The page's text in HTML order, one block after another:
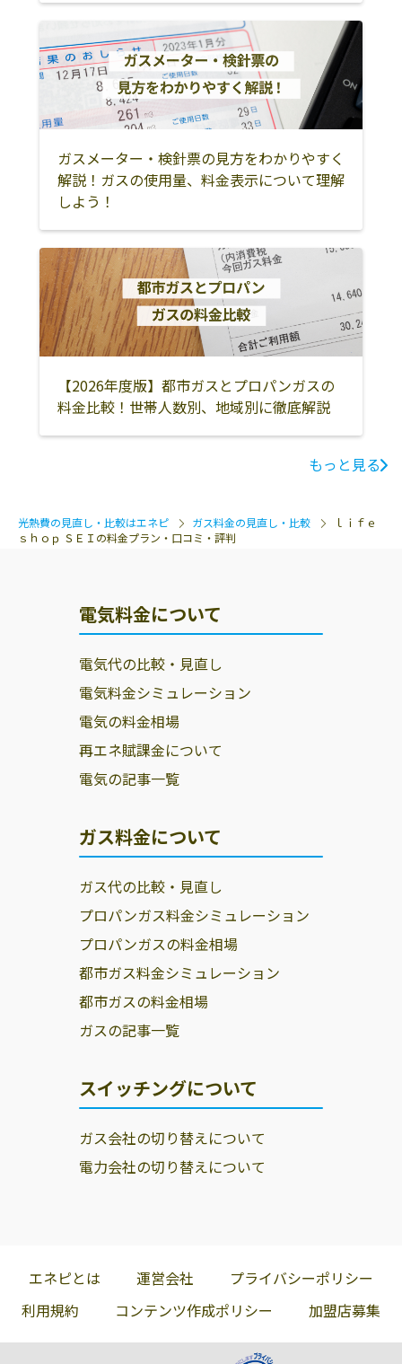
ガスメーター・検針票の見方をわかりやすく
解説！ガスの使用量、料金表示について理解
しよう！
【2026年度版】都市ガスとプロパンガスの
料金比較！世帯人数別、地域別に徹底解説
もっと見る
光熱費の見直し・比較はエネピ ガス料金の見直し・比較
ｌｉｆｅ
ｓｈｏｐ ＳＥＩの料金プラン・口コミ・評判
電気料金について
電気代の比較・見直し
電気料金シミュレーション
電気の料金相場
再エネ賦課金について
電気の記事一覧
ガス料金について
ガス代の比較・見直し
プロパンガス料金シミュレーション
プロパンガスの料金相場
都市ガス料金シミュレーション
都市ガスの料金相場
ガスの記事一覧
スイッチングについて
ガス会社の切り替えについて
電力会社の切り替えについて
エネピとは 運営会社
プライバシーポリシー
利用規約
コンテンツ作成ポリシー 加盟店募集